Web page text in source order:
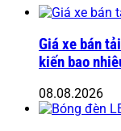
Giá xe bán
kiến bao
08.08.2026